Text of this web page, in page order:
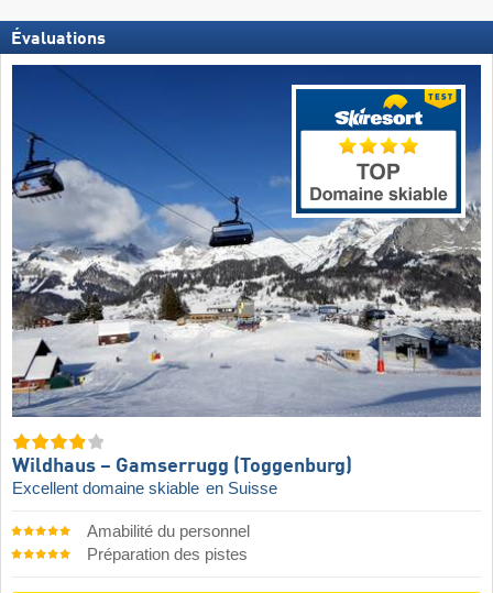
Évaluations
Wildhaus – Gamserrugg (Toggenburg)
Excellent domaine skiable en Suisse
Amabilité du personnel
Préparation des pistes